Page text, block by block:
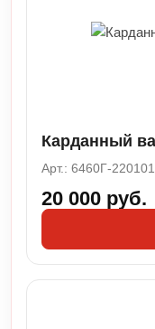
Карданный
Арт.: 6460Г-
20 000 руб.